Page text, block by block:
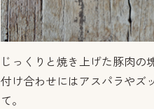
じっくりと焼き上げた豚肉の
付け合わせにはアスパラやズ
て。